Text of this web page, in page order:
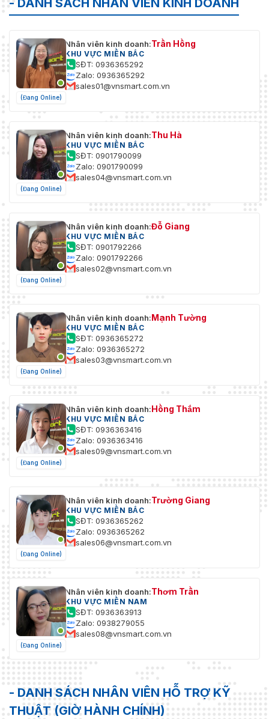
video
1) Định dạng H.264/H.265: Hỗ trợ
kênh 12 MP, 16 kênh 8 MP, 20
kênh 6 MP, 32 kênh 4 MP, 64
kênh 1080p, 128 kênh 720p và
độ phân giải thấp hơn theo thời
gian thực. Mỗi bốn cổng ra (cổng
hỗ trợ giải mã thông minh lên đến
4 kênh hoặc giải mã luồng được
mã hóa 4 kênh. Giải mã thông
minh cho phép thiết bị giải mã
các sự kiện báo động thông
HIK264: 4 kênh 720p và độ phân
giải thấp hơn
Đầu ra âm thanh
Loại giao diện đầu
Giao diện đầu ra
âm thanh
8
Mã hóa và Giải
mã/Giải mã âm
Định dạng giải mã
âm thanh
Định dạng giải mã âm thanh
- DANH SÁCH NHÂN VIÊN KINH DOANH
(Đang Online)
Nhân viên kinh doanh:Trần Hồng
KHU VỰC MIỀN BẮC
SĐT: 0936365292
Zalo: 0936365292
sales01@vnsmart.com.vn
(Đang Online)
Nhân viên kinh doanh:Thu Hà
KHU VỰC MIỀN BẮC
SĐT: 0901790099
Zalo: 0901790099
sales04@vnsmart.com.vn
(Đang Online)
Nhân viên kinh doanh:Đỗ Giang
KHU VỰC MIỀN BẮC
SĐT: 0901792266
Zalo: 0901792266
sales02@vnsmart.com.vn
(Đang Online)
Nhân viên kinh doanh:Mạnh Tường
KHU VỰC MIỀN BẮC
SĐT: 0936365272
Zalo: 0936365272
sales03@vnsmart.com.vn
(Đang Online)
Nhân viên kinh doanh:Hồng Thắm
KHU VỰC MIỀN BẮC
SĐT: 0936363416
Zalo: 0936363416
sales09@vnsmart.com.vn
(Đang Online)
Nhân viên kinh doanh:Trường Giang
KHU VỰC MIỀN BẮC
SĐT: 0936365262
Zalo: 0936365262
sales06@vnsmart.com.vn
(Đang Online)
Nhân viên kinh doanh:Thơm Trần
KHU VỰC MIỀN NAM
SĐT: 0936363913
Zalo: 0938279055
sales08@vnsmart.com.vn
- DANH SÁCH NHÂN VIÊN HỖ TRỢ KỸ
THUẬT (GIỜ HÀNH CHÍNH)